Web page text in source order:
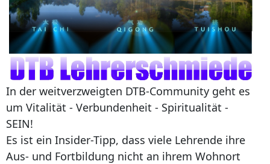
In der weitverzweigten DTB-Community geht es
um Vitalität - Verbundenheit - Spiritualität -
SEIN!
Es ist ein Insider-Tipp, dass viele Lehrende ihre
Aus- und Fortbildung nicht an ihrem Wohnort